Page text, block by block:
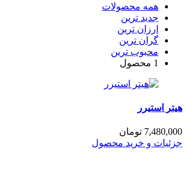
همه محصولات
جدید ترین
ارزان ترین
گران ترین
محبوب ترین
1 محصول
هیتر استیرر
7,480,000 تومان
جزئیات و خرید محصول